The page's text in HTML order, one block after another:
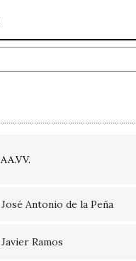
AA.VV.
José Antonio de la Peña
Javier Ramos